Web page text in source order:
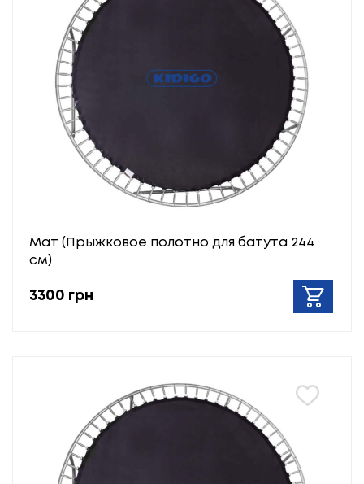
Мат (Прыжковое полотно для батута 244
см)
3300 грн